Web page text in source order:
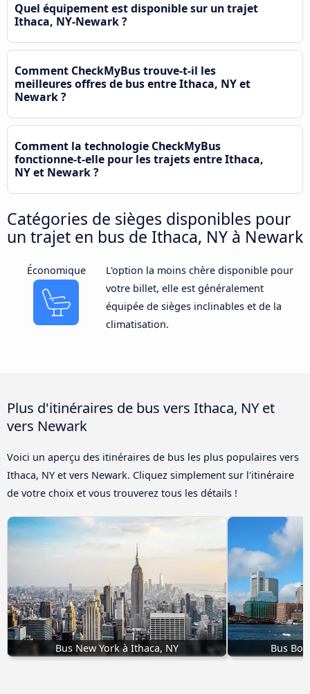
Quel équipement est disponible sur un trajet
Ithaca, NY-Newark ?
Comment CheckMyBus trouve-t-il les
meilleures offres de bus entre Ithaca, NY et
Newark ?
Comment la technologie CheckMyBus
fonctionne-t-elle pour les trajets entre Ithaca,
NY et Newark ?
Catégories de sièges disponibles pour
un trajet en bus de Ithaca, NY à Newark
Économique
L'option la moins chère disponible pour
votre billet, elle est généralement
équipée de sièges inclinables et de la
climatisation.
Plus d'itinéraires de bus vers Ithaca, NY et
vers Newark
Voici un aperçu des itinéraires de bus les plus populaires vers
Ithaca, NY et vers Newark. Cliquez simplement sur l'itinéraire
de votre choix et vous trouverez tous les détails !
Bus New York à Ithaca, NY Bus